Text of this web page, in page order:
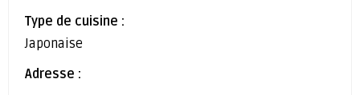
Type de cuisine :
Japonaise
Adresse :